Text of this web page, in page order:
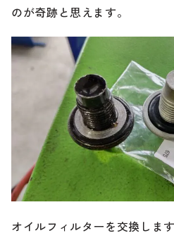
のが奇跡と思えます。
オイルフィルターを交換しま